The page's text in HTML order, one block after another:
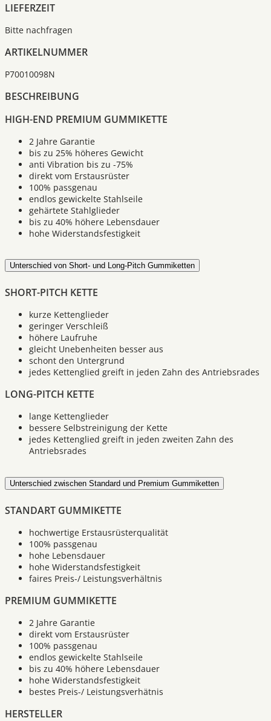
LIEFERZEIT
Bitte nachfragen
ARTIKELNUMMER
P70010098N
BESCHREIBUNG
HIGH-END PREMIUM GUMMIKETTE
2 Jahre Garantie
bis zu 25% höheres Gewicht
anti Vibration bis zu -75%
direkt vom Erstausrüster
100% passgenau
endlos gewickelte Stahlseile
gehärtete Stahlglieder
bis zu 40% höhere Lebensdauer
hohe Widerstandsfestigkeit
Unterschied von Short- und Long-Pitch Gummiketten
SHORT-PITCH KETTE
kurze Kettenglieder
geringer Verschleiß
höhere Laufruhe
gleicht Unebenheiten besser aus
schont den Untergrund
jedes Kettenglied greift in jeden Zahn des Antriebsrades
LONG-PITCH KETTE
lange Kettenglieder
bessere Selbstreinigung der Kette
jedes Kettenglied greift in jeden zweiten Zahn des
Antriebsrades
Unterschied zwischen Standard und Premium Gummiketten
STANDART GUMMIKETTE
hochwertige Erstausrüsterqualität
100% passgenau
hohe Lebensdauer
hohe Widerstandsfestigkeit
faires Preis-/ Leistungsverhältnis
PREMIUM GUMMIKETTE
2 Jahre Garantie
direkt vom Erstausrüster
100% passgenau
endlos gewickelte Stahlseile
bis zu 40% höhere Lebensdauer
hohe Widerstandsfestigkeit
bestes Preis-/ Leistungsverhätnis
HERSTELLER